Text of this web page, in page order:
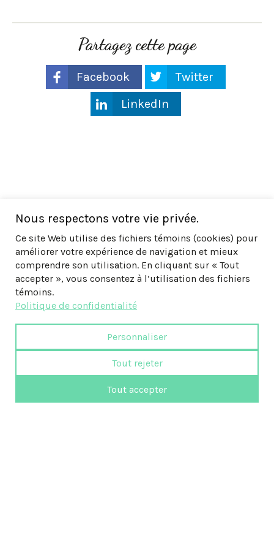
Partagez cette page
Facebook
Twitter
LinkedIn
Nous respectons votre vie privée.
Ce site Web utilise des fichiers témoins (cookies) pour
améliorer votre expérience de navigation et mieux
comprendre son utilisation. En cliquant sur « Tout
accepter », vous consentez à l’utilisation des fichiers
témoins.
Politique de confidentialité
Personnaliser
Tout rejeter
Tout accepter